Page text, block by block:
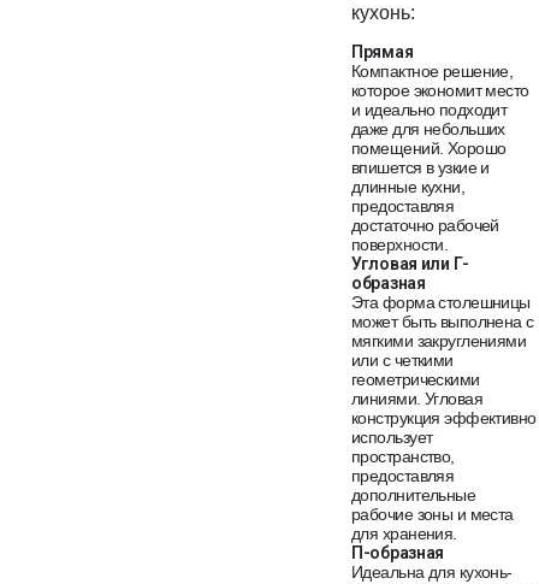
кухонь:
Прямая
Компактное решение,
которое экономит место
и идеально подходит
даже для небольших
помещений. Хорошо
впишется в узкие и
длинные кухни,
предоставляя
достаточно рабочей
поверхности.
Угловая или Г-
образная
Эта форма столешницы
может быть выполнена с
мягкими закруглениями
или с четкими
геометрическими
линиями. Угловая
конструкция эффективно
использует
пространство,
предоставляя
дополнительные
рабочие зоны и места
для хранения.
П-образная
Идеальна для кухонь-